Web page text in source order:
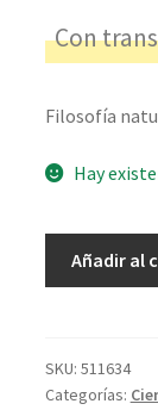
Con
Filosofía
Hay
Federico;
Sapper,
Añadir al
SKU: 511634
Categorías: